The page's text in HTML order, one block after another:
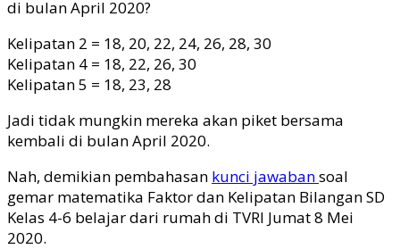
di bulan April 2020?
Kelipatan 2 = 18, 20, 22, 24, 26, 28, 30
Kelipatan 4 = 18, 22, 26, 30
Kelipatan 5 = 18, 23, 28
Jadi tidak mungkin mereka akan piket bersama
kembali di bulan April 2020.
Nah, demikian pembahasan kunci jawabansoal
gemar matematika Faktor dan Kelipatan Bilangan SD
Kelas 4-6 belajar dari rumah di TVRI Jumat 8 Mei
2020.